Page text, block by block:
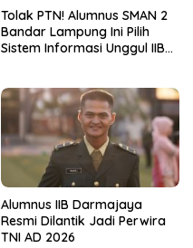
Tolak PTN! Alumnus SMAN 2
Bandar Lampung Ini Pilih
Sistem Informasi Unggul IIB
Alumnus IIB Darmajaya
Resmi Dilantik Jadi Perwira
TNI AD 2026